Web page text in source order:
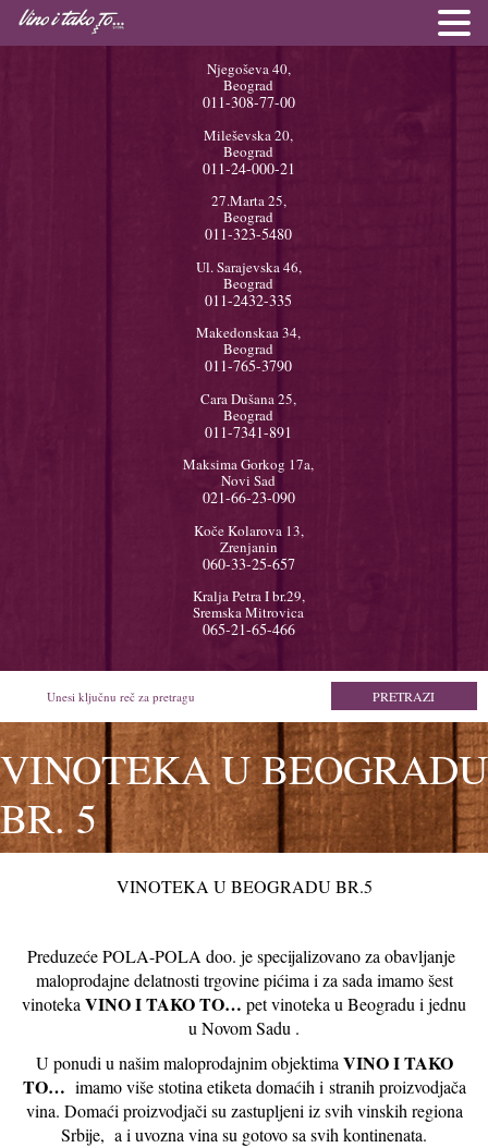
Njegoševa 40,
Beograd
011-308-77-00
Mileševska 20,
Beograd
011-24-000-21
27.Marta 25,
Beograd
011-323-5480
Ul. Sarajevska 46,
Beograd
011-2432-335
Makedonskaa 34,
Beograd
011-765-3790
Cara Dušana 25,
Beograd
011-7341-891
Maksima Gorkog 17a,
Novi Sad
021-66-23-090
Koče Kolarova 13,
Zrenjanin
060-33-25-657
Kralja Petra I br.29,
Sremska Mitrovica
065-21-65-466
VINOTEKA U BEOGRADU
BR. 5
VINOTEKA U BEOGRADU BR.5
Preduzeće POLA-POLA doo. je specijalizovano za obavljanje
maloprodajne delatnosti trgovine pićima i za sada imamo šest
vinotekaVINO I TAKO TO… pet vinoteka u Beogradu i jednu
u Novom Sadu .
U ponudi u našim maloprodajnim objektimaVINO I TAKO
TO… imamo više stotina etiketa domaćih i stranih proizvodjača
vina. Domaći proizvodjači su zastupljeni iz svih vinskih regiona
Srbije, a i uvozna vina su gotovo sa svih kontinenata.